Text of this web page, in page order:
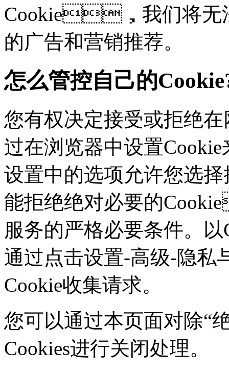
Cookie，我们将无
的广告和营销推荐。
怎么管控自己的
您有权决定接受或拒绝
过在浏览器中设置
设置中的选项允许您选
能拒绝绝对必要的
服务的严格必要条件。以
通过点击设置-高级-隐私
Cookie收集请求。
您可以通过本页面对除“
Cookies进行关闭处理。